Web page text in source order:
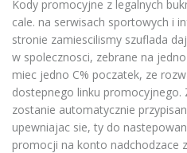
Kody promocyjne z legalnych
cale. na serwisach sportowych i
stronie zamiescilismy szuflada
w spolecznosci, zebrane na
miec jedno C% poczatek, ze
dostepnego linku
zostanie automatycznie
upewniajac sie, ty do
promocji na konto nadchodzace